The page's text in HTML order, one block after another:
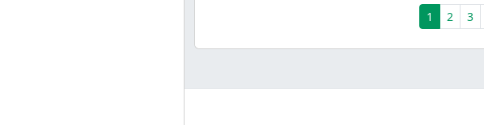
1 (current)
2 3